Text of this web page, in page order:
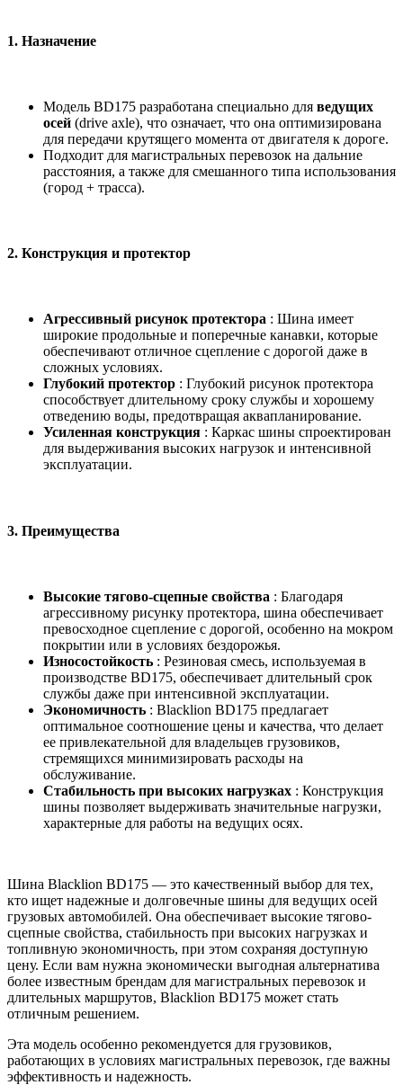
1. Назначение
Модель BD175 разработана специально для ведущих
осей (drive axle), что означает, что она оптимизирована
для передачи крутящего момента от двигателя к дороге.
Подходит для магистральных перевозок на дальние
расстояния, а также для смешанного типа использования
(город + трасса).
2. Конструкция и протектор
Агрессивный рисунок протектора : Шина имеет
широкие продольные и поперечные канавки, которые
обеспечивают отличное сцепление с дорогой даже в
сложных условиях.
Глубокий протектор : Глубокий рисунок протектора
способствует длительному сроку службы и хорошему
отведению воды, предотвращая аквапланирование.
Усиленная конструкция : Каркас шины спроектирован
для выдерживания высоких нагрузок и интенсивной
эксплуатации.
3. Преимущества
Высокие тягово-сцепные свойства : Благодаря
агрессивному рисунку протектора, шина обеспечивает
превосходное сцепление с дорогой, особенно на мокром
покрытии или в условиях бездорожья.
Износостойкость : Резиновая смесь, используемая в
производстве BD175, обеспечивает длительный срок
службы даже при интенсивной эксплуатации.
Экономичность : Blacklion BD175 предлагает
оптимальное соотношение цены и качества, что делает
ее привлекательной для владельцев грузовиков,
стремящихся минимизировать расходы на
обслуживание.
Стабильность при высоких нагрузках : Конструкция
шины позволяет выдерживать значительные нагрузки,
характерные для работы на ведущих осях.
Шина Blacklion BD175 — это качественный выбор для тех,
кто ищет надежные и долговечные шины для ведущих осей
грузовых автомобилей. Она обеспечивает высокие тягово-
сцепные свойства, стабильность при высоких нагрузках и
топливную экономичность, при этом сохраняя доступную
цену. Если вам нужна экономически выгодная альтернатива
более известным брендам для магистральных перевозок и
длительных маршрутов, Blacklion BD175 может стать
отличным решением.
Эта модель особенно рекомендуется для грузовиков,
работающих в условиях магистральных перевозок, где важны
эффективность и надежность.